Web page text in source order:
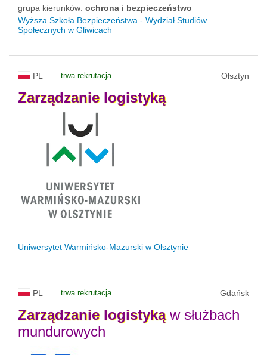
grupa kierunków: ochrona i bezpieczeństwo
Wyższa Szkoła Bezpieczeństwa - Wydział Studiów
Społecznych w Gliwicach
PL trwa rekrutacja Olsztyn
Zarządzanie logistyką
Uniwersytet Warmińsko-Mazurski w Olsztynie
PL trwa rekrutacja Gdańsk
Zarządzanie logistykąw służbach
mundurowych